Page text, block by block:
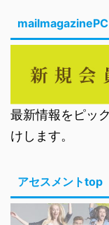
mailmagazinePC
最新情報をピッ
けします。
アセスメントtop